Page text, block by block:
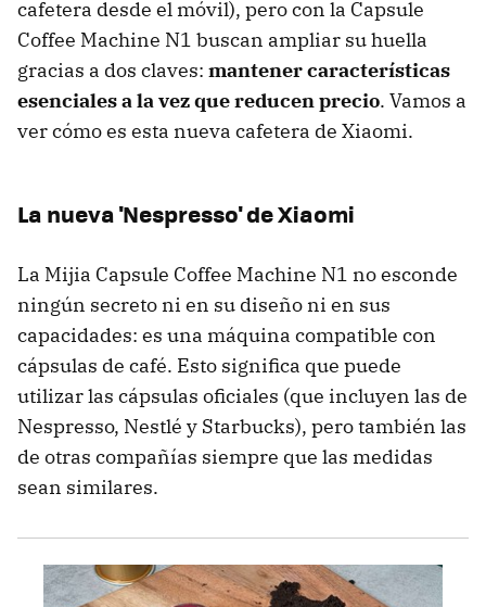
cafetera desde el móvil), pero con la Capsule
Coffee Machine N1 buscan ampliar su huella
gracias a dos claves: mantener características
esenciales a la vez que reducen precio. Vamos a
ver cómo es esta nueva cafetera de Xiaomi.
La nueva 'Nespresso' de Xiaomi
La Mijia Capsule Coffee Machine N1 no esconde
ningún secreto ni en su diseño ni en sus
capacidades: es una máquina compatible con
cápsulas de café. Esto significa que puede
utilizar las cápsulas oficiales (que incluyen las de
Nespresso, Nestlé y Starbucks), pero también las
de otras compañías siempre que las medidas
sean similares.